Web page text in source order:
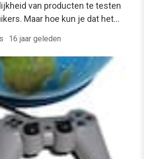
van producten te testen
Maar hoe kun je dat het…
· 16 jaar geleden